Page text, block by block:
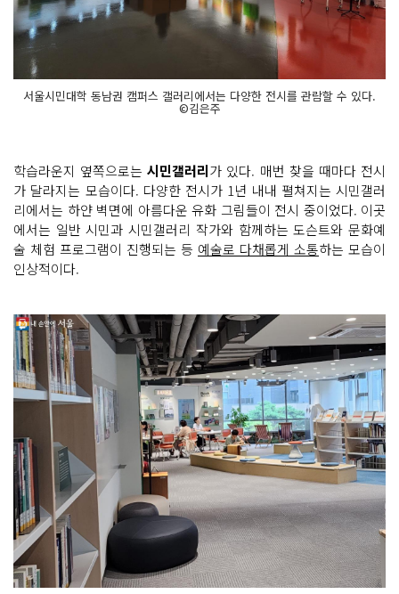
서울시민대학 동남권 캠퍼스 갤러리에서는 다양한 전시를 관람할 수 있다.
©김은주
학습라운지 옆쪽으로는시민갤러리가 있다. 매번 찾을 때마다 전시
가 달라지는 모습이다. 다양한 전시가 1년 내내 펼쳐지는 시민갤러
리에서는 하얀 벽면에 아름다운 유화 그림들이 전시 중이었다. 이곳
에서는 일반 시민과 시민갤러리 작가와 함께하는 도슨트와 문화예
술 체험 프로그램이 진행되는 등 예술로 다채롭게 소통하는 모습이
인상적이다.